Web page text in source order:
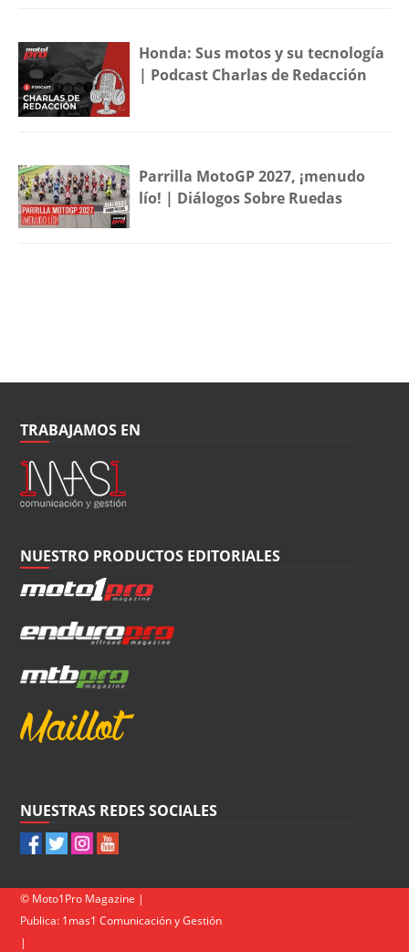
Honda: Sus motos y su tecnología
| Podcast Charlas de Redacción
Parrilla MotoGP 2027, ¡menudo
lío! | Diálogos Sobre Ruedas
TRABAJAMOS EN
NUESTRO PRODUCTOS EDITORIALES
NUESTRAS REDES SOCIALES
© Moto1Pro Magazine |
Publica: 1mas1 Comunicación y Gestión
|